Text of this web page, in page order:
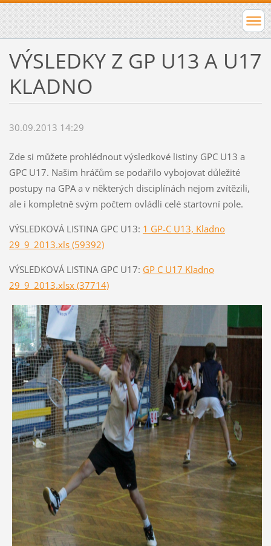
VÝSLEDKY Z GP U13 A U17
KLADNO
30.09.2013 14:29
Zde si můžete prohlédnout výsledkové listiny GPC U13 a
GPC U17. Našim hráčům se podařilo vybojovat důležité
postupy na GPA a v některých disciplínách nejom zvítězili,
ale i kompletně svým počtem ovládli celé startovní pole.
VÝSLEDKOVÁ LISTINA GPC U13: 1 GP-C U13, Kladno
29_9_2013.xls (59392)
VÝSLEDKOVÁ LISTINA GPC U17: GP C U17 Kladno
29_9_2013.xlsx (37714)